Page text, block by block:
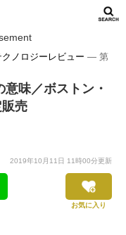
ノロジーレビュー ― 第
味／ボストン・
売
2019年10月11日 11時00分更新
お気に入り